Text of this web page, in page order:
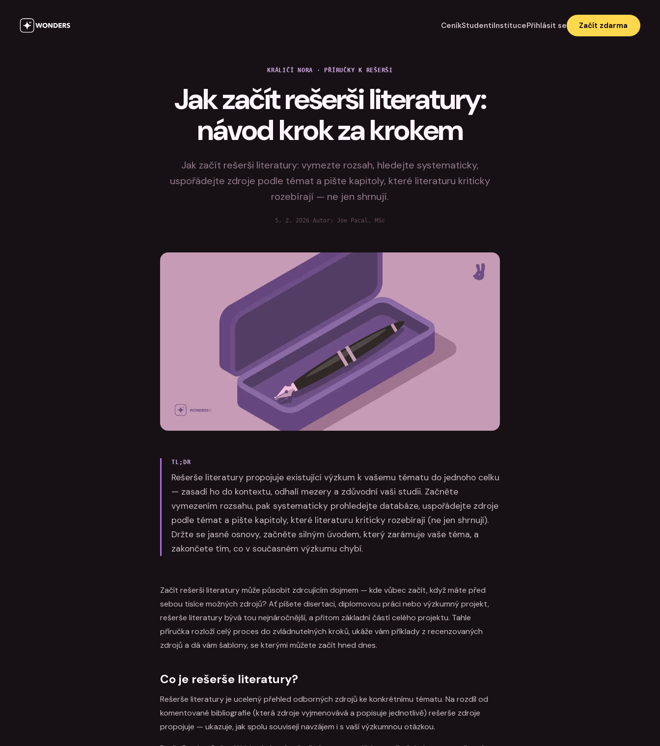
CeníkStudentiInstitucePřihlásit se Začít zdarma
KRÁLIČÍ NORA · PŘÍRUČKY K REŠERŠI
Jak začít rešerši literatury:
návod krok za krokem
Jak začít rešerši literatury: vymezte rozsah, hledejte systematicky,
uspořádejte zdroje podle témat a pište kapitoly, které literaturu kriticky
rozebírají — ne jen shrnují.
5. 2. 2026 · Autor: Joe Pacal, MSc
TL;DR
Rešerše literatury propojuje existující výzkum k vašemu tématu do jednoho celku
— zasadí ho do kontextu, odhalí mezery a zdůvodní vaši studii. Začněte
vymezením rozsahu, pak systematicky prohledejte databáze, uspořádejte zdroje
podle témat a pište kapitoly, které literaturu kriticky rozebírají (ne jen shrnují).
Držte se jasné osnovy, začněte silným úvodem, který zarámuje vaše téma, a
zakončete tím, co v současném výzkumu chybí.
Začít rešerši literatury může působit zdrcujícím dojmem — kde vůbec začít, když máte před
sebou tisíce možných zdrojů? Ať píšete disertaci, diplomovou práci nebo výzkumný projekt,
rešerše literatury bývá tou nejnáročnější, a přitom základní částí celého projektu. Tahle
příručka rozloží celý proces do zvládnutelných kroků, ukáže vám příklady z recenzovaných
zdrojů a dá vám šablony, se kterými můžete začít hned dnes.
Co je rešerše literatury?
Rešerše literatury je ucelený přehled odborných zdrojů ke konkrétnímu tématu. Na rozdíl od
komentované bibliografie (která zdroje vyjmenovává a popisuje jednotlivě) rešerše zdroje
propojuje — ukazuje, jak spolu souvisejí navzájem i s vaší výzkumnou otázkou.